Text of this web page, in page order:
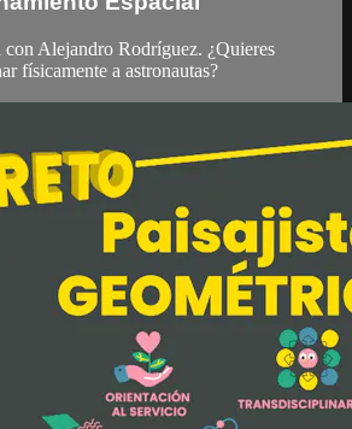
Alejandro Rodríguez. ¿Quieres
físicamente a astronautas?